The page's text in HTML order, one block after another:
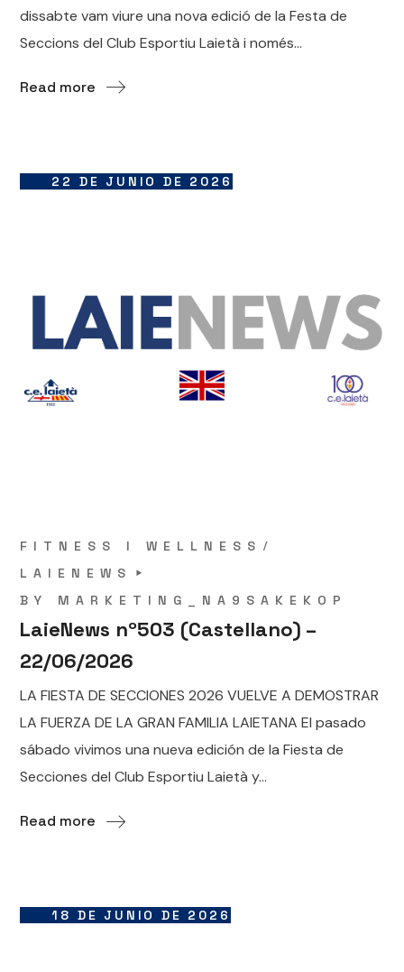
dissabte vam viure una nova edició de la Festa de
Seccions del Club Esportiu Laietà i només...
Read more
22 DE JUNIO DE 2026
FITNESS I WELLNESS
LAIENEWS
BY MARKETING_NA9SAKEKOP
LaieNews nº503 (Castellano) –
22/06/2026
LA FIESTA DE SECCIONES 2026 VUELVE A DEMOSTRAR
LA FUERZA DE LA GRAN FAMILIA LAIETANA El pasado
sábado vivimos una nueva edición de la Fiesta de
Secciones del Club Esportiu Laietà y...
Read more
18 DE JUNIO DE 2026